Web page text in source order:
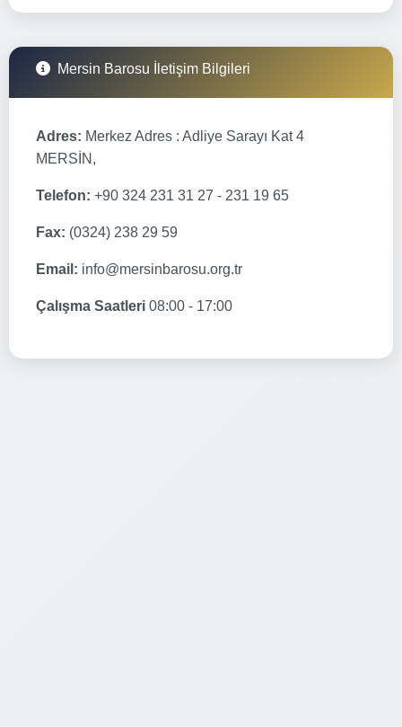
Mersin Barosu İletişim Bilgileri
Adres: Merkez Adres : Adliye Sarayı Kat 4
MERSİN,
Telefon: +90 324 231 31 27 - 231 19 65
Fax: (0324) 238 29 59
Email: info@mersinbarosu.org.tr
Çalışma Saatleri 08:00 - 17:00